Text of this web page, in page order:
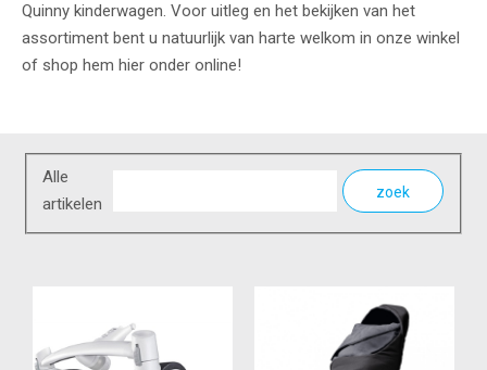
Quinny kinderwagen. Voor uitleg en het bekijken van het
assortiment bent u natuurlijk van harte welkom in onze winkel
of shop hem hier onder online!
Alle
artikelen
zoek